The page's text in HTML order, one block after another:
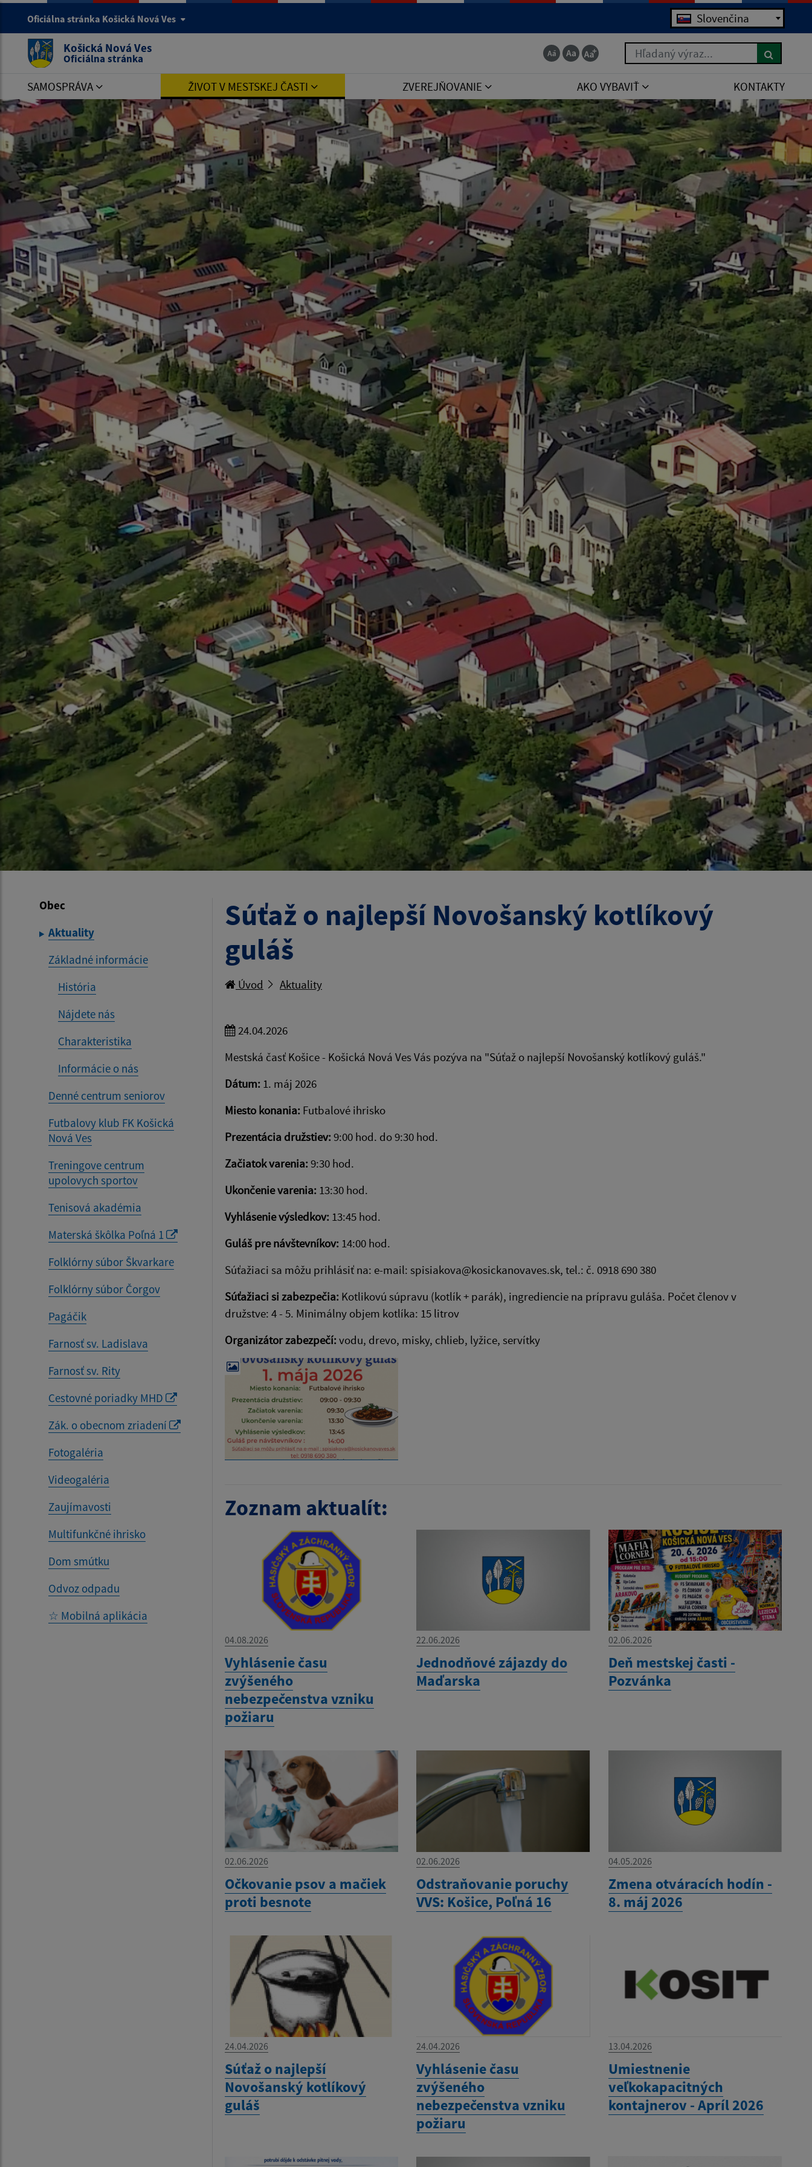
Oficiálna stránka Košická Nová Ves Slovenčina
Košická Nová Ves
Oficiálna stránka
Hľadaný výraz...
SAMOSPRÁVA ŽIVOT V MESTSKEJ ČASTI ZVEREJŇOVANIE AKO VYBAVIŤ KONTAKTY
Obec
Aktuality
Základné informácie
História
Nájdete nás
Charakteristika
Informácie o nás
Denné centrum seniorov
Futbalovy klub FK Košická
Nová Ves
Treningove centrum
upolovych sportov
Tenisová akadémia
Materská škôlka Poľná 1
Folklórny súbor Škvarkare
Folklórny súbor Čorgov
Pagáčik
Farnosť sv. Ladislava
Farnosť sv. Rity
Cestovné poriadky MHD
Zák. o obecnom zriadení
Fotogaléria
Videogaléria
Zaujímavosti
Multifunkčné ihrisko
Dom smútku
Odvoz odpadu
☆ Mobilná aplikácia
Súťaž o najlepší Novošanský kotlíkový
guláš
Úvod Aktuality
24.04.2026
Mestská časť Košice - Košická Nová Ves Vás pozýva na "Súťaž o najlepší Novošanský kotlíkový guláš."
Dátum: 1. máj 2026
Miesto konania: Futbalové ihrisko
Prezentácia družstiev:9:00 hod. do 9:30 hod.
Začiatok varenia:9:30 hod.
Ukončenie varenia: 13:30 hod.
Vyhlásenie výsledkov: 13:45 hod.
Guláš pre návštevníkov: 14:00 hod.
Súťažiaci sa môžu prihlásiť na: e-mail: spisiakova@kosickanovaves.sk, tel.: č. 0918 690 380
Súťažiaci si zabezpečia: Kotlikovú súpravu (kotlík + parák), ingrediencie na prípravu guláša. Počet členov v
družstve: 4 - 5. Minimálny objem kotlíka: 15 litrov
Organizátor zabezpečí:vodu, drevo, misky, chlieb, lyžice, servítky
Zoznam aktualít:
04.08.2026
Vyhlásenie času
zvýšeného
nebezpečenstva vzniku
požiaru
22.06.2026
Jednodňové zájazdy do
Maďarska
02.06.2026
Deň mestskej časti -
Pozvánka
02.06.2026
Očkovanie psov a mačiek
proti besnote
02.06.2026
Odstraňovanie poruchy
VVS: Košice, Poľná 16
04.05.2026
Zmena otváracích hodín -
8. máj 2026
24.04.2026
Súťaž o najlepší
Novošanský kotlíkový
guláš
24.04.2026
Vyhlásenie času
zvýšeného
nebezpečenstva vzniku
požiaru
13.04.2026
Umiestnenie
veľkokapacitných
kontajnerov - Apríl 2026